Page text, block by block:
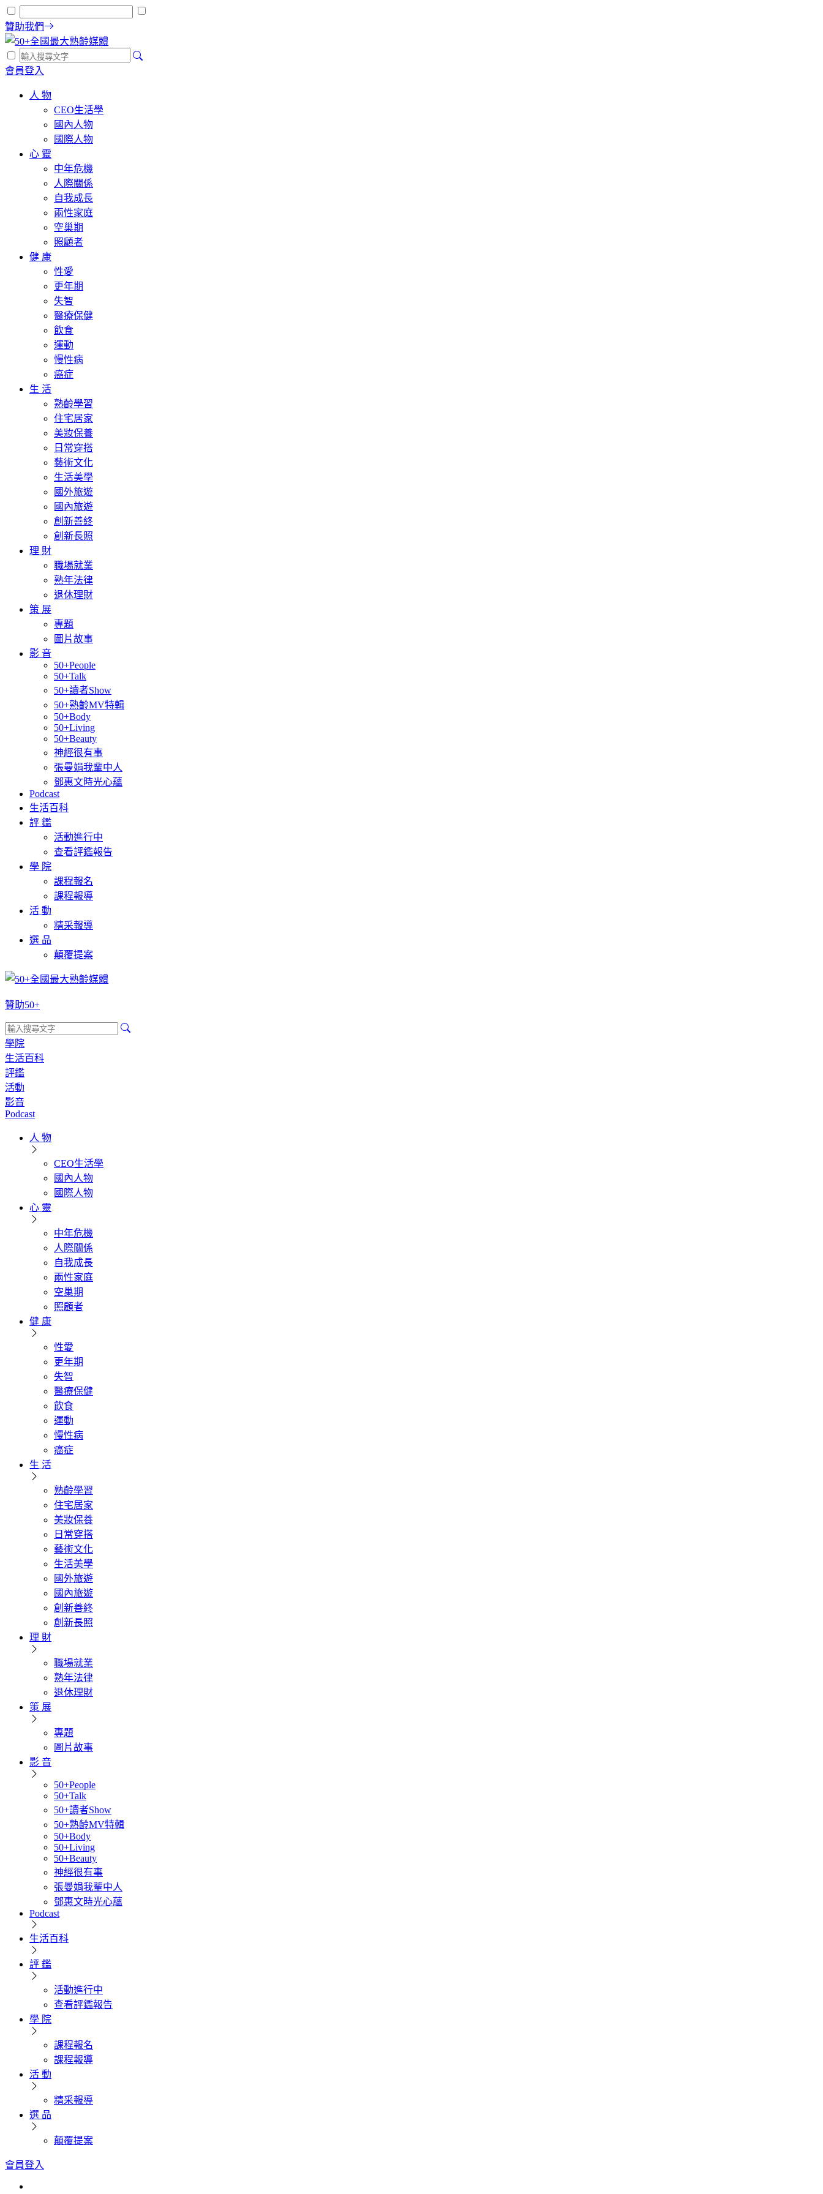
贊助我們
會員登入
人 物
CEO生活學
國內人物
國際人物
心 靈
中年危機
人際關係
自我成長
兩性家庭
空巢期
照顧者
健 康
性愛
更年期
失智
醫療保健
飲食
運動
慢性病
癌症
生 活
熟齡學習
住宅居家
美妝保養
日常穿搭
藝術文化
生活美學
國外旅遊
國內旅遊
創新善終
創新長照
理 財
職場就業
熟年法律
退休理財
策 展
專題
圖片故事
影 音
50+People
50+Talk
50+讀者Show
50+熟齡MV特輯
50+Body
50+Living
50+Beauty
神經很有事
張曼娟我輩中人
鄧惠文時光心蘊
Podcast
生活百科
評 鑑
活動進行中
查看評鑑報告
學 院
課程報名
課程報導
活 動
精采報導
選 品
顛覆提案
贊助50+
學院
生活百科
評鑑
活動
影音
Podcast
人 物
CEO生活學
國內人物
國際人物
心 靈
中年危機
人際關係
自我成長
兩性家庭
空巢期
照顧者
健 康
性愛
更年期
失智
醫療保健
飲食
運動
慢性病
癌症
生 活
熟齡學習
住宅居家
美妝保養
日常穿搭
藝術文化
生活美學
國外旅遊
國內旅遊
創新善終
創新長照
理 財
職場就業
熟年法律
退休理財
策 展
專題
圖片故事
影 音
50+People
50+Talk
50+讀者Show
50+熟齡MV特輯
50+Body
50+Living
50+Beauty
神經很有事
張曼娟我輩中人
鄧惠文時光心蘊
Podcast
生活百科
評 鑑
活動進行中
查看評鑑報告
學 院
課程報名
課程報導
活 動
精采報導
選 品
顛覆提案
會員登入